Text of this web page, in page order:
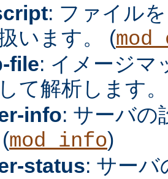
: ファイル
います。 (
file: イメージマ
て解析します
info: サーバの
mod_info)
status: サーバ